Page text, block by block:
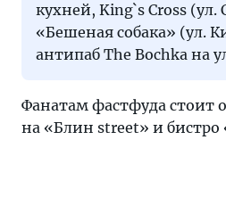
кухней, King`s Cross (ул.
«Бешеная собака» (ул.
антипаб The Bochka на
Фанатам фастфуда стоит
на «Блин street» и